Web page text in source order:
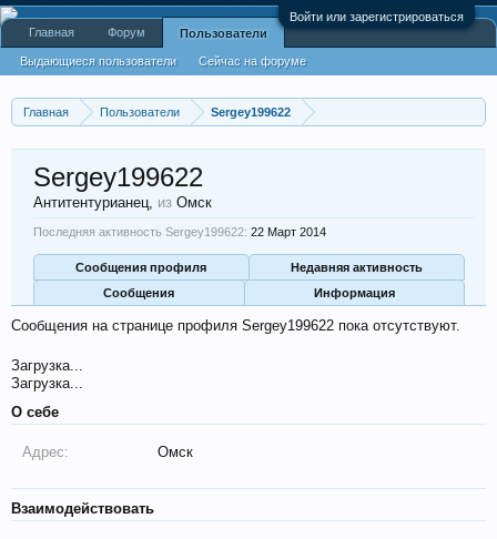
Войти или зарегистрироваться
Главная Пользователи Sergey199622
Sergey199622
Антитентурианец, из Омск
Последняя активность Sergey199622: 22 Март 2014
Сообщения профиля
Недавняя активность
Сообщения
Информация
Сообщения на странице профиля Sergey199622 пока отсутствуют.
Загрузка...
Загрузка...
О себе
Адрес: Омск
Взаимодействовать
Главная Форум Пользователи
Выдающиеся пользователи Сейчас на форуме